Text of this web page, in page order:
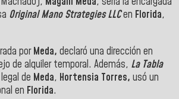
Original Mano Strategies LLCen Florida,
porMeda, declaró una dirección en
de alquiler temporal. Además, La Tabla
de Meda, Hortensia Torres, usó un
en Florida.